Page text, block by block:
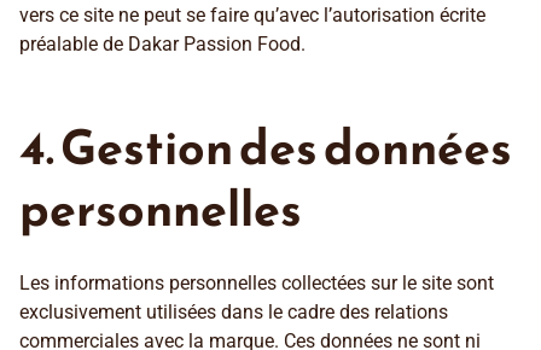
vers ce site ne peut se faire qu’avec l’autorisation écrite
préalable de Dakar Passion Food.
4. Gestion des données
personnelles
Les informations personnelles collectées sur le site sont
exclusivement utilisées dans le cadre des relations
commerciales avec la marque. Ces données ne sont ni